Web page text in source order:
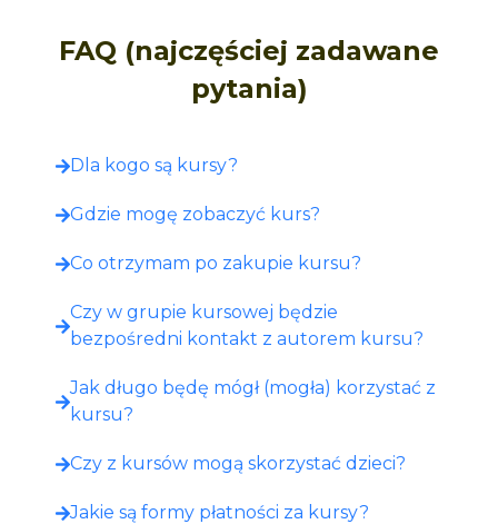
FAQ (najczęściej zadawane
pytania)
Dla kogo są kursy?
Gdzie mogę zobaczyć kurs?​
Co otrzymam po zakupie kursu?​
Czy w grupie kursowej będzie
bezpośredni kontakt z autorem kursu?
Jak długo będę mógł (mogła) korzystać z
kursu?
Czy z kursów mogą skorzystać dzieci?
Jakie są formy płatności za kursy?